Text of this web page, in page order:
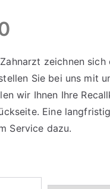
zeichnen
Sie bei uns mit
wir Ihnen Ihre
Eine
Service dazu.